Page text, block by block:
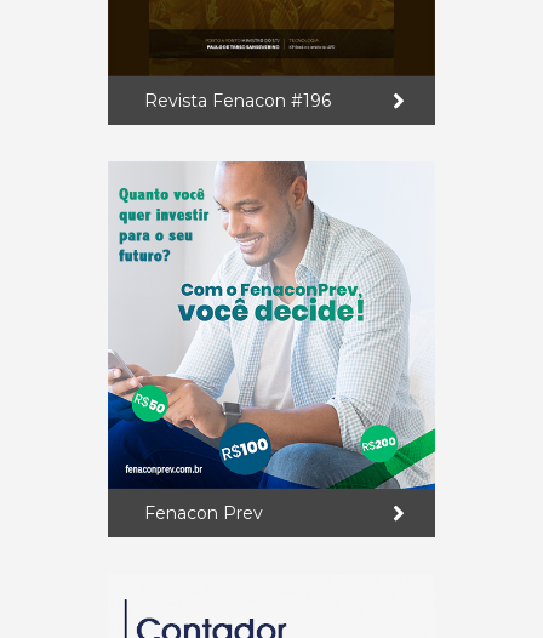
Revista Fenacon #196
Fenacon Prev